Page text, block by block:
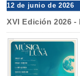
12 de junio de 2026
XVI Edición 2026 -